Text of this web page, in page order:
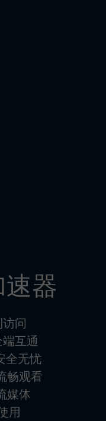
器
问
互通
全无忧
畅观看
媒体
用